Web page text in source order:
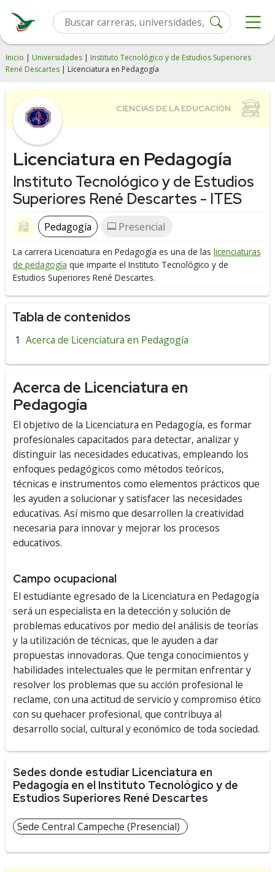
Inicio | Universidades | Instituto Tecnológico y de Estudios Superiores
René Descartes | Licenciatura en Pedagogía
Licenciatura en Pedagogía
Instituto Tecnológico y de Estudios
Superiores René Descartes - ITES
Pedagogía Presencial
La carrera Licenciatura en Pedagogía es una de las licenciaturas
de pedagogía que imparte el Instituto Tecnológico y de
Estudios Superiores René Descartes.
Tabla de contenidos
Acerca de Licenciatura en Pedagogía
Acerca de Licenciatura en
Pedagogía
El objetivo de la Licenciatura en Pedagogía, es formar
profesionales capacitados para detectar, analizar y
distinguir las necesidades educativas, empleando los
enfoques pedagógicos como métodos teóricos,
técnicas e instrumentos como elementos prácticos que
les ayuden a solucionar y satisfacer las necesidades
educativas. Así mismo que desarrollen la creatividad
necesaria para innovar y mejorar los procesos
educativos.
Campo ocupacional
El estudiante egresado de la Licenciatura en Pedagogía
será un especialista en la detección y solución de
problemas educativos por medio del análisis de teorías
y la utilización de técnicas, que le ayuden a dar
propuestas innovadoras. Que tenga conocimientos y
habilidades intelectuales que le permitan enfrentar y
resolver los problemas que su acción profesional le
reclame, con una actitud de servicio y compromiso ético
con su quehacer profesional, que contribuya al
desarrollo social, cultural y económico de toda sociedad.
Sedes donde estudiar Licenciatura en
Pedagogía en el Instituto Tecnológico y de
Estudios Superiores René Descartes
Sede Central Campeche (Presencial)